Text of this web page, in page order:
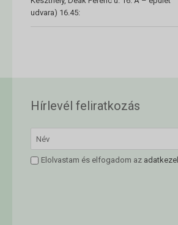
udvara) 16.45:
Hírlevél feliratkozás
Elolvastam és elfogadom az